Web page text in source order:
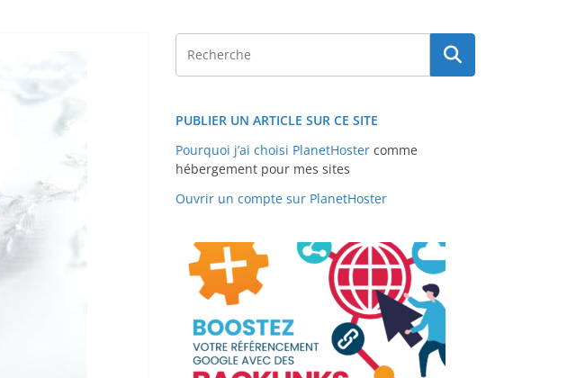
PUBLIER UN ARTICLE SUR CE SITE
Pourquoi j’ai choisi PlanetHoster comme
hébergement pour mes sites
Ouvrir un compte sur PlanetHoster